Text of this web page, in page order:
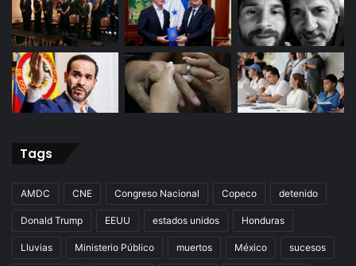
Tags
AMDC CNE Congreso Nacional Copeco detenido
Donald Trump EEUU estados unidos Honduras
Lluvias Ministerio Público muertos México sucesos